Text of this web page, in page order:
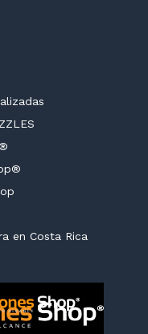
en Costa Rica